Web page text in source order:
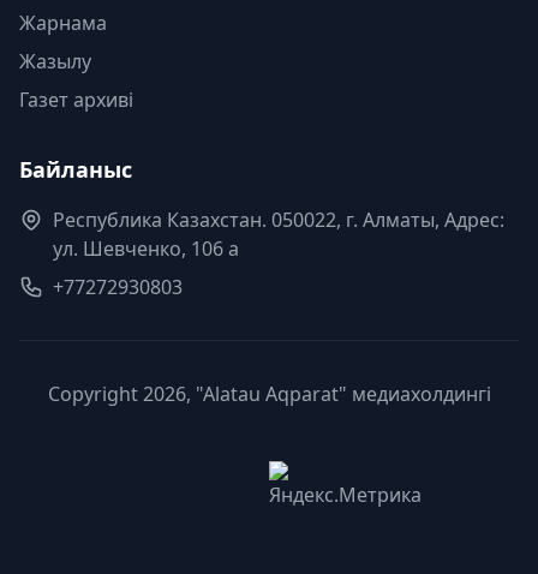
Жарнама
Жазылу
Газет архиві
Байланыс
Республика Казахстан. 050022, г. Алматы, Адрес:
ул. Шевченко, 106 а
+77272930803
Copyright 2026, "Alatau Aqparat" медиахолдингі